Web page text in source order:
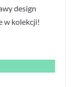
design
w kolekcji!